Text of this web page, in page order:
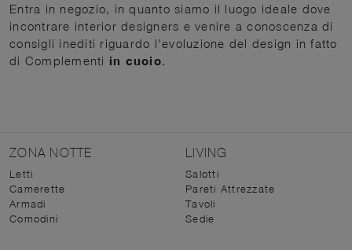
Entra in negozio, in quanto siamo il luogo ideale dove
incontrare interior designers e venire a conoscenza di
consigli inediti riguardo l'evoluzione del design in fatto
di Complementi in cuoio.
ZONA NOTTE
Letti
Camerette
Armadi
Comodini
LIVING
Salotti
Pareti Attrezzate
Tavoli
Sedie